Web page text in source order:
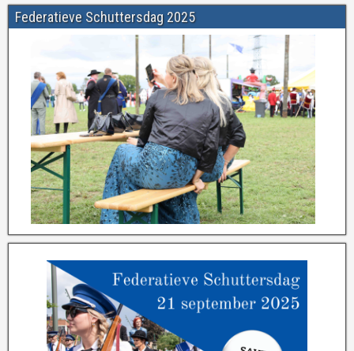
Federatieve Schuttersdag 2025